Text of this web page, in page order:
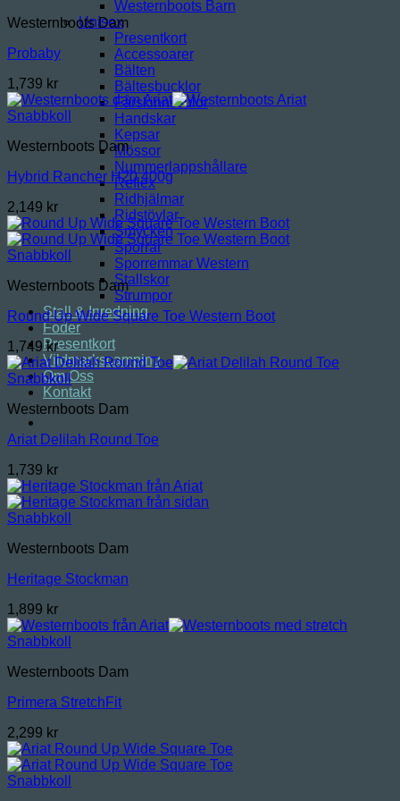
Westernboots Barn
Unisex
Presentkort
Accessoarer
Bälten
Bältesbucklor
Fårskinnssulor
Handskar
Kepsar
Mössor
Nummerlappshållare
Reflex
Ridhjälmar
Ridstövlar
Smycken
Sporrar
Sporremmar Western
Stallskor
Strumpor
Stall & Inredning
Foder
Presentkort
Vildmarkscamping
Om Oss
Kontakt
Westernboots Dam
Probaby
1,739 kr
Snabbkoll
Westernboots Dam
Hybrid Rancher H20 400g
2,149 kr
Snabbkoll
Westernboots Dam
Round Up Wide Square Toe Western Boot
1,749kr
Snabbkoll
Westernboots Dam
Ariat Delilah Round Toe
1,739 kr
Snabbkoll
Westernboots Dam
Heritage Stockman
1,899 kr
Snabbkoll
Westernboots Dam
Primera StretchFit
2,299 kr
Snabbkoll